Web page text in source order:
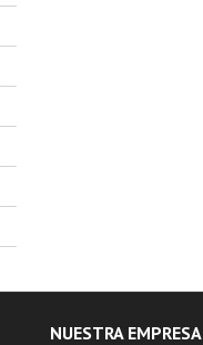
NUESTRA EMPRESA